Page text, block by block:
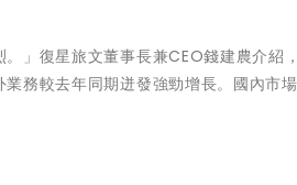
」復星旅文董事長兼CEO錢建農介紹
務較去年同期迸發強勁增長。國內市